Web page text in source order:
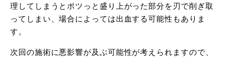
理してしまうとポツっと盛り上がった部分を刃で削ぎ取
ってしまい、場合によっては出血する可能性もありま
す。
次回の施術に悪影響が及ぶ可能性が考えられますので、